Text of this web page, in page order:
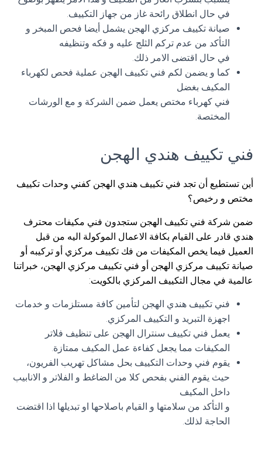
في حال انطلاق رائحة غاز من جهاز التكييف.
صيانة تكييف مركزي الهجن يشمل أيضا فحص المبخر و
التأكد من عدم تركم الثلج عليه و فكه وتنظيفه
في حال اقتضى الامر ذلك.
كما و يضمن لكم فني تكييف الهجن عملية فحص لكهرباء
المكيف بغضل
فني كهرباء مختص يعمل ضمن الشركة و مع الورشات
المختصة.
فني تكييف هندي الهجن
أين تستطيع أن تجد فني تكييف هندي الهجن كفني وحدات تكييف
مختص و رخيص؟
ضمن شركة فني تكييف الهجن ستجدون فني مكيفات محترف
هندي قادر على القيام بكافة الاعمال الموكولة اليه من قبل
العميل فيما يخص المكيفات من فك تكييف مركزي أو تركيبه أو
صيانة تكييف مركزي الهجن أو فني تكييف مركزي الهجن، خبراتنا
عالمية في مجال التكييف المركزي بالكويت:
فني تكييف هندي الهجن لتأمين كافة مستلزمات و خدمات
اجهزة التبريد و التكييف المركزي.
يعمل فني تكييف سنترال الهجن على تنظيف فلاتر
المكيفات مما يجعل كفاءة عمل المكيف ممتازة.
يقوم فني وحدات التكييف بحل مشاكل تهريب الفريون،
حيث يقوم الفني بفحص كلا من الضاغط و الفلاتر و الانابيب
داخل المكيف
و التأكد من سلامتها و القيام باصلاحها او تبديلها اذا اقتضت
الحاجة لذلك.